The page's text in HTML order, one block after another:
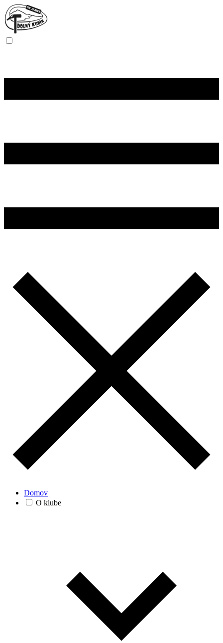
Domov
O klube